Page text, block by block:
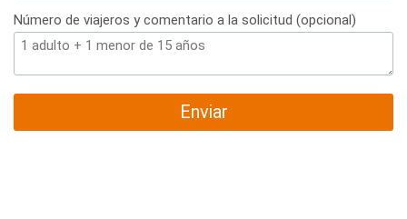
Número de viajeros y comentario a la solicitud (opcional)
Enviar